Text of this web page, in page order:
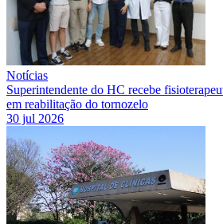
Notícias
Superintendente do HC recebe
em reabilitação do tornozelo
30 jul 2026